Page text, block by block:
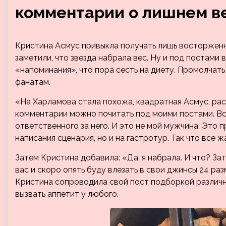
комментарии о лишнем
Кристина Асмус привыкла получать лишь
заметили, что звезда набрала вес. Ну и под постами
«напоминания», что пора сесть на диету.
фанатам.
«На Харламова стала похожа, квадратная Асмус,
комментарии можно почитать под моими постами.
ответственного за него. И это не мой мужчина. Это
написания сценария, но и на гастротур. Так что
Затем Кристина добавила: «Да, я набрала. И что?
вас и скоро опять буду влезать в свои джинсы 24
Кристина сопроводила свой пост подборкой
вызвать аппетит у любого.